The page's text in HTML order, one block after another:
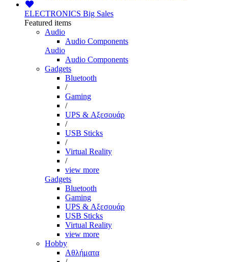
ELECTRONICS Big Sales
Featured items
Audio
Audio Components
Audio
Audio Components
Gadgets
Bluetooth
/
Gaming
/
UPS & Αξεσουάρ
/
USB Sticks
/
Virtual Reality
/
view more
Gadgets
Bluetooth
Gaming
UPS & Αξεσουάρ
USB Sticks
Virtual Reality
view more
Hobby
Αθλήματα